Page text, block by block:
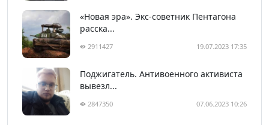
«Новая эра». Экс-советник Пентагона
расска...
2911427 19.07.2023 17:35
Поджигатель. Антивоенного активиста
вывезл...
2847350 07.06.2023 10:26